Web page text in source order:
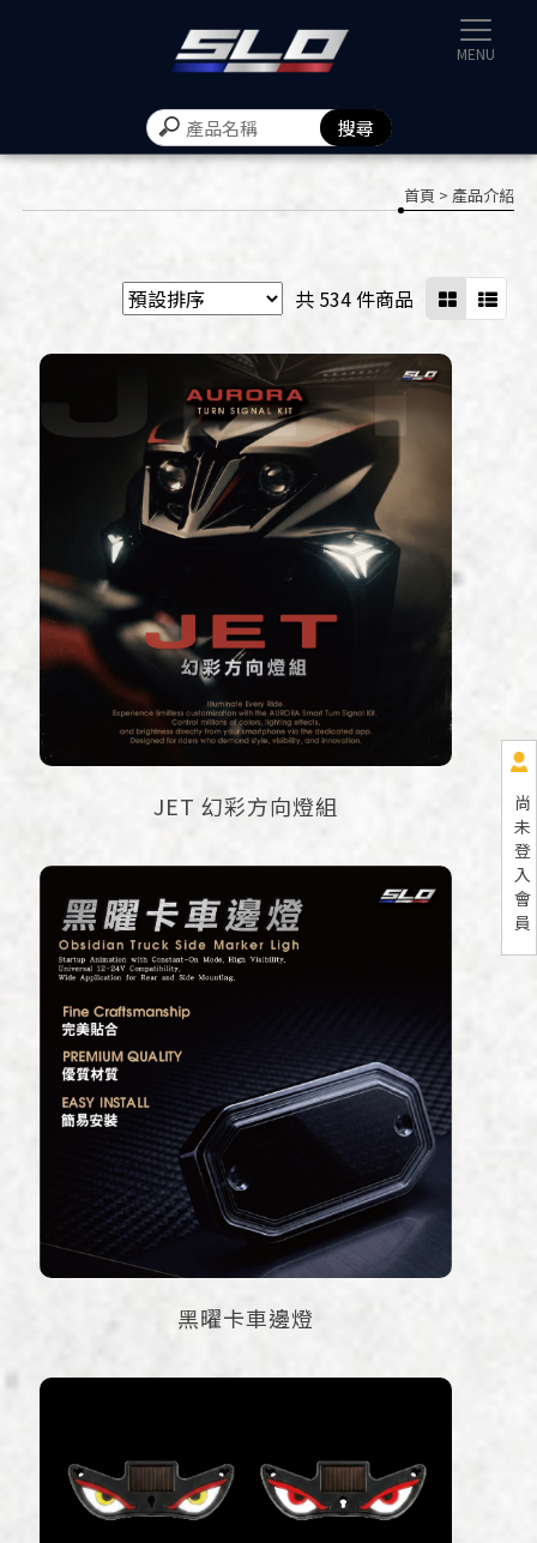
尚
未
登
入
會
員
速辰
首頁 > 產品介紹
共 534 件商品
JET 幻彩方向燈組
黑曜卡車邊燈